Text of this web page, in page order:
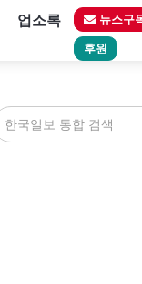
업소록 뉴스구
후원